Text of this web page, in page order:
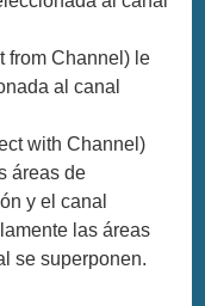
from Channel) le
al canal
with Channel)
áreas de
y el canal
las áreas
se superponen.